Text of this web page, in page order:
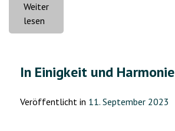
Weiter
lesen
im
In Einigkeit und Harmonie
Veröffentlicht in 11. September 2023